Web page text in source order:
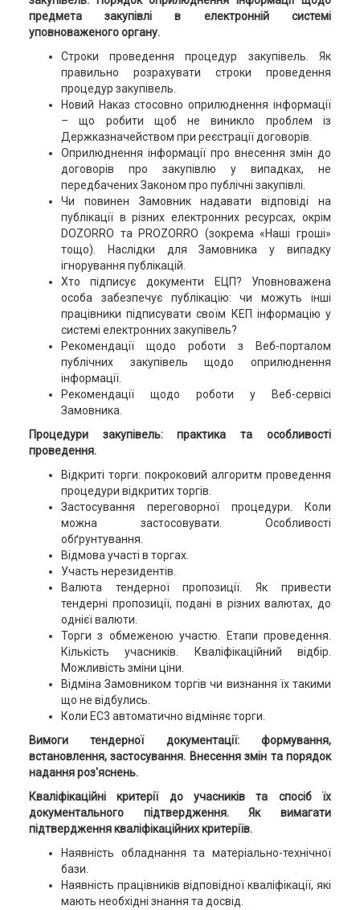
предмета закупівлі в електронній системі
уповноваженого органу.
Строки проведення процедур закупівель. Як
правильно розрахувати строки проведення
процедур закупівель.
Новий Наказ стосовно оприлюднення інформації
– що робити щоб не виникло проблем із
Держказначейством при реєстрації договорів.
Оприлюднення інформації про внесення змін до
договорів про закупівлю у випадках, не
передбачених Законом про публічні закупівлі.
Чи повинен Замовник надавати відповіді на
публікації в різних електронних ресурсах, окрім
DOZORRO та PROZORRO (зокрема «Наші гроші»
тощо). Наслідки для Замовника у випадку
ігнорування публікацій.
Хто підписує документи ЕЦП? Уповноважена
особа забезпечує публікацію: чи можуть інші
працівники підписувати своїм КЕП інформацію у
системі електронних закупівель?
Рекомендації щодо роботи з Веб-порталом
публічних закупівель щодо оприлюднення
інформації.
Рекомендації щодо роботи у Веб-сервісі
Замовника.
Процедури закупівель: практика та особливості
проведення.
Відкриті торги: покроковий алгоритм проведення
процедури відкритих торгів.
Застосування переговорної процедури. Коли
можна застосовувати. Особливості
обґрунтування.
Відмова участі в торгах.
Участь нерезидентів.
Валюта тендерної пропозиції. Як привести
тендерні пропозиції, подані в різних валютах, до
однієї валюти.
Торги з обмеженою участю. Етапи проведення.
Кількість учасників. Кваліфікаційний відбір.
Можливість зміни ціни.
Відміна Замовником торгів чи визнання їх такими
що не відбулись.
Коли ЕС3 автоматично відміняє торги.
Вимоги тендерної документації: формування,
встановлення, застосування. Внесення змін та порядок
надання роз'яснень.
Кваліфікаційні критерії до учасників та спосіб їх
документального підтвердження. Як вимагати
підтвердження кваліфікаційних критеріїв.
Наявність обладнання та матеріально-технічної
бази.
Наявність працівників відповідної кваліфікації, які
мають необхідні знання та досвід.